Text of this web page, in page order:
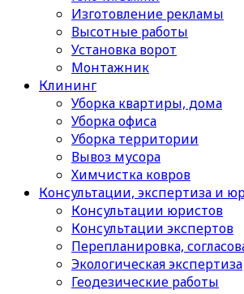
Изготовление рекламы
Высотные работы
Установка ворот
Монтажник
Клининг
Уборка квартиры, дома
Уборка офиса
Уборка территории
Вывоз мусора
Химчистка ковров
Консультации, экспертиза и
Консультации юристов
Консультации экспертов
Перепланировка,
Экологическая экспертиза
Геодезические работы